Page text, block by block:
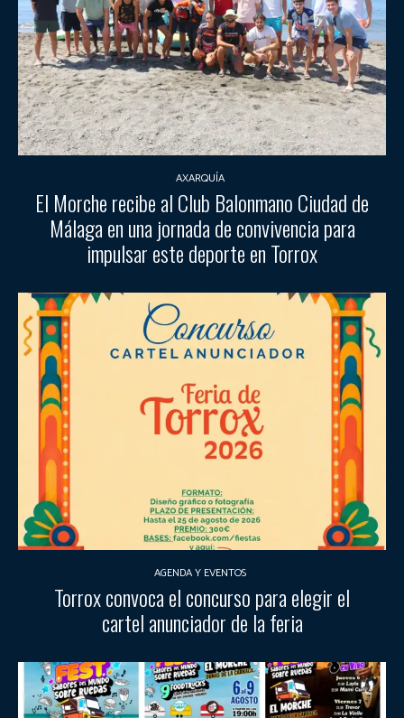
AXARQUÍA
El Morche recibe al Club Balonmano Ciudad de
Málaga en una jornada de convivencia para
impulsar este deporte en Torrox
AGENDA Y EVENTOS
Torrox convoca el concurso para elegir el
cartel anunciador de la feria